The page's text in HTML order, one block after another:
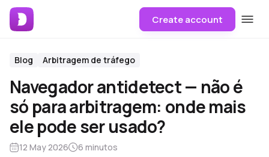
Create account
Blog Arbitragem de tráfego
Navegador antidetect — não é
só para arbitragem: onde mais
ele pode ser usado?
12 May 2026 6 minutos